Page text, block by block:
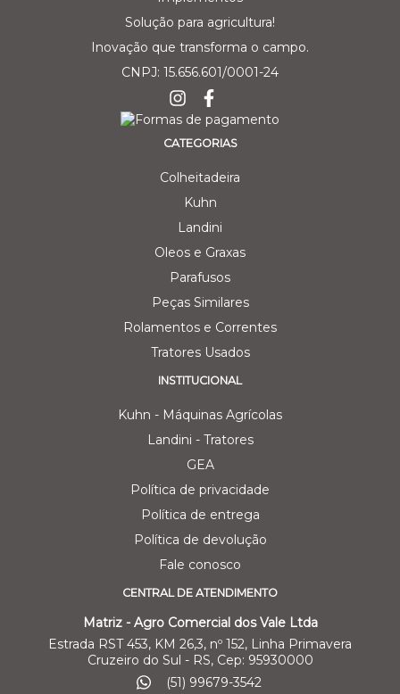
Solução para agricultura!
Inovação que transforma o campo.
CNPJ: 15.656.601/0001-24
CATEGORIAS
Colheitadeira
Kuhn
Landini
Oleos e Graxas
Parafusos
Peças Similares
Rolamentos e Correntes
Tratores Usados
INSTITUCIONAL
Kuhn - Máquinas Agrícolas
Landini - Tratores
GEA
Política de privacidade
Política de entrega
Política de devolução
Fale conosco
CENTRAL DE ATENDIMENTO
Matriz - Agro Comercial dos Vale Ltda
Estrada RST 453, KM 26,3, nº 152, Linha Primavera
Cruzeiro do Sul - RS, Cep: 95930000
(51) 99679-3542